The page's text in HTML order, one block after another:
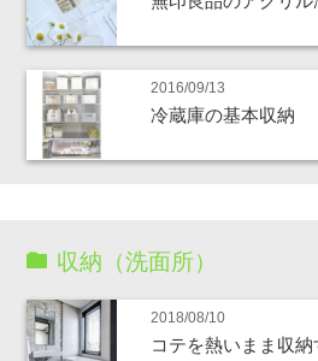
2016/09/13
冷蔵庫の基本収納
収納（洗面所）
2018/08/10
コテを熱いまま収